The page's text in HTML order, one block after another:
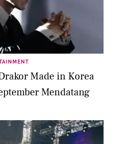
Made in Korea
Mendatang